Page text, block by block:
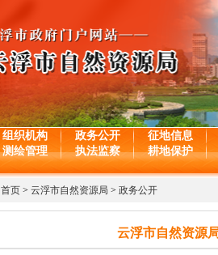
组织机构 政务公开 征地信息
测绘管理 执法监察 耕地保护
首页 > 云浮市自然资源局 > 政务公开
云浮市自然资源